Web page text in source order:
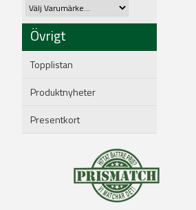
Övrigt
Topplistan
Produktnyheter
Presentkort